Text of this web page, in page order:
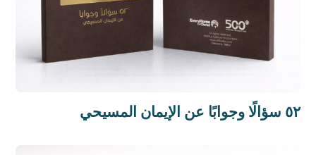
٥٢ سؤالًا وجوابًا عن الإيمان المسيحي